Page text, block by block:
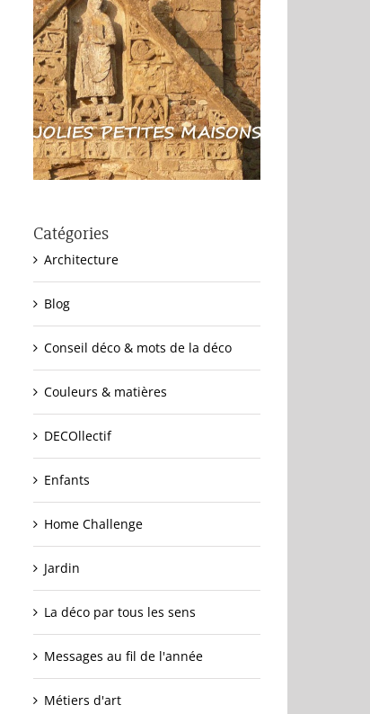
Catégories
Architecture
Blog
Conseil déco & mots de la déco
Couleurs & matières
DECOllectif
Enfants
Home Challenge
Jardin
La déco par tous les sens
Messages au fil de l'année
Métiers d'art